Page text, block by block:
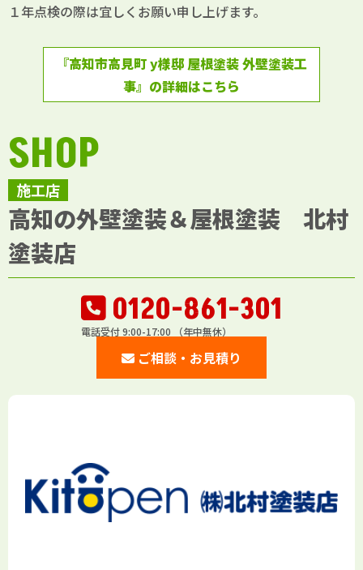
１年点検の際は宜しくお願い申し上げます。
『高知市高見町 y様邸 屋根塗装 外壁塗装工
事』の詳細はこちら
施工店
SHOP
高知の外壁塗装＆屋根塗装 北村
塗装店
0120-861-301
電話受付 9:00-17:00 （年中無休）
ご相談・お見積り